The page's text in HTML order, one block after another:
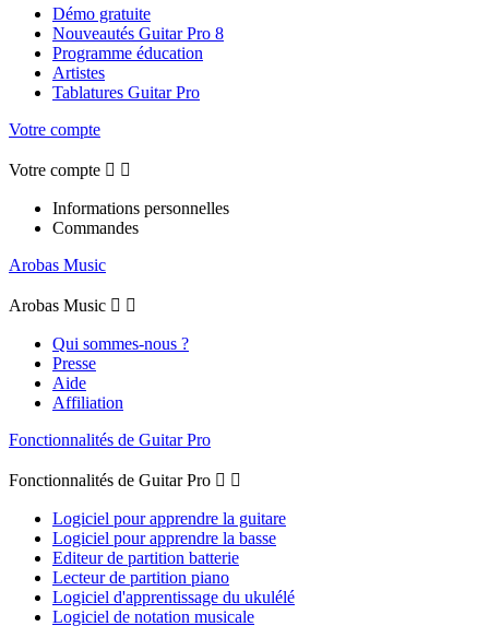
Démo gratuite
Nouveautés Guitar Pro 8
Programme éducation
Artistes
Tablatures Guitar Pro
Votre compte
Votre compte  
Informations personnelles
Commandes
Arobas Music
Arobas Music  
Qui sommes-nous ?
Presse
Aide
Affiliation
Fonctionnalités de Guitar Pro
Fonctionnalités de Guitar Pro  
Logiciel pour apprendre la guitare
Logiciel pour apprendre la basse
Editeur de partition batterie
Lecteur de partition piano
Logiciel d'apprentissage du ukulélé
Logiciel de notation musicale